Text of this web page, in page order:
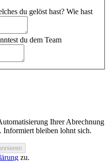
du gelöst hast? Wie hast
du dem Team
Ihrer Abrechnung
bleiben lohnt sich.
zu.